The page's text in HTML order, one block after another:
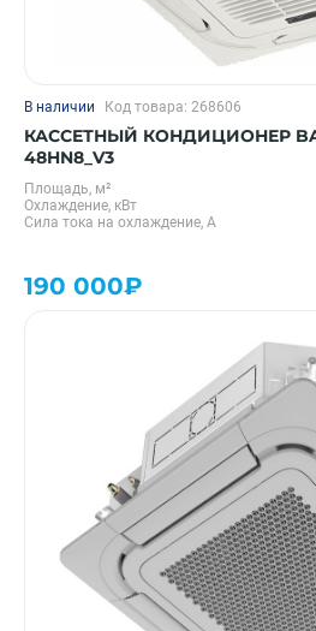
В наличии Код товара: 268606
КАССЕТНЫЙ КОНДИЦИОНЕР
48HN8_V3
Площадь, м²
Охлаждение, кВт
Сила тока на охлаждение, А
190 000₽